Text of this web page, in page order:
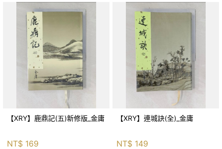
【XRY】鹿鼎記(五)新修版_金庸
NT$ 169
【XRY】連城訣(全)_金庸
NT$ 149